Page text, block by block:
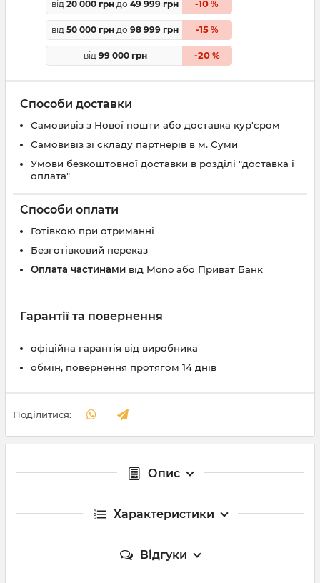
від 20 000 грн до 49 999 грн -10 %
від 50 000 грн до 98 999 грн -15%
від 99 000 грн -20%
Способи доставки
Самовивіз з Нової пошти або доставка кур'єром
Самовивіз зі складу партнерів в м. Суми
Умови безкоштовної доставки в розділі "доставка і
оплата"
Способи оплати
Готівкою при отриманні
Безготівковий переказ
Оплата частинами від Mono або Приват Банк
Гарантії та повернення
офіційна гарантія від виробника
обмін, повернення протягом 14 днів
Поділитися:
Опис
Характеристики
Відгуки